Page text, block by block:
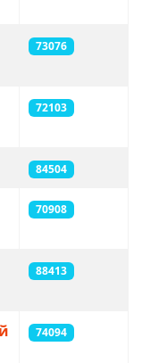
73076
72103
84504
70908
88413
74094